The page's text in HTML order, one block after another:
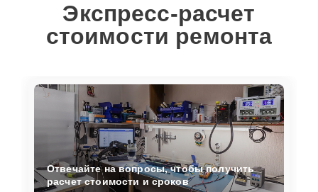
Экспресс-расчет
стоимости ремонта
Отвечайте на вопросы, чтобы получить
расчет стоимости и сроков